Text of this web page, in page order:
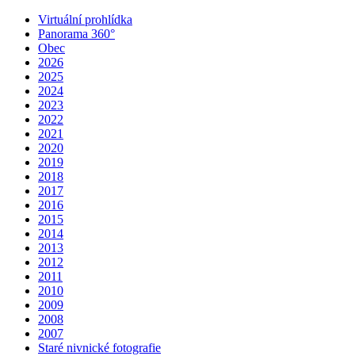
Virtuální prohlídka
Panorama 360°
Obec
2026
2025
2024
2023
2022
2021
2020
2019
2018
2017
2016
2015
2014
2013
2012
2011
2010
2009
2008
2007
Staré nivnické fotografie